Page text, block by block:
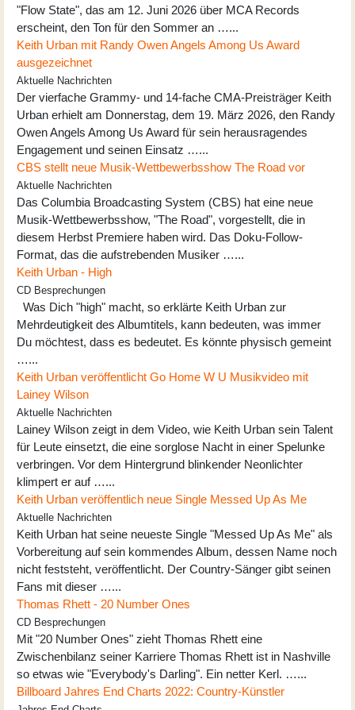
"Flow State", das am 12. Juni 2026 über MCA Records
erscheint, den Ton für den Sommer an …...
Keith Urban mit Randy Owen Angels Among Us Award
ausgezeichnet
Aktuelle Nachrichten
Der vierfache Grammy- und 14-fache CMA-Preisträger Keith
Urban erhielt am Donnerstag, dem 19. März 2026, den Randy
Owen Angels Among Us Award für sein herausragendes
Engagement und seinen Einsatz …...
CBS stellt neue Musik-Wettbewerbsshow The Road vor
Aktuelle Nachrichten
Das Columbia Broadcasting System (CBS) hat eine neue
Musik-Wettbewerbsshow, "The Road", vorgestellt, die in
diesem Herbst Premiere haben wird. Das Doku-Follow-
Format, das die aufstrebenden Musiker …...
Keith Urban - High
CD Besprechungen
Was Dich "high" macht, so erklärte Keith Urban zur
Mehrdeutigkeit des Albumtitels, kann bedeuten, was immer
Du möchtest, dass es bedeutet. Es könnte physisch gemeint
…...
Keith Urban veröffentlicht Go Home W U Musikvideo mit
Lainey Wilson
Aktuelle Nachrichten
Lainey Wilson zeigt in dem Video, wie Keith Urban sein Talent
für Leute einsetzt, die eine sorglose Nacht in einer Spelunke
verbringen. Vor dem Hintergrund blinkender Neonlichter
klimpert er auf …...
Keith Urban veröffentlich neue Single Messed Up As Me
Aktuelle Nachrichten
Keith Urban hat seine neueste Single "Messed Up As Me" als
Vorbereitung auf sein kommendes Album, dessen Name noch
nicht feststeht, veröffentlicht. Der Country-Sänger gibt seinen
Fans mit dieser …...
Thomas Rhett - 20 Number Ones
CD Besprechungen
Mit "20 Number Ones" zieht Thomas Rhett eine
Zwischenbilanz seiner Karriere Thomas Rhett ist in Nashville
so etwas wie "Everybody's Darling". Ein netter Kerl. …...
Billboard Jahres End Charts 2022: Country-Künstler